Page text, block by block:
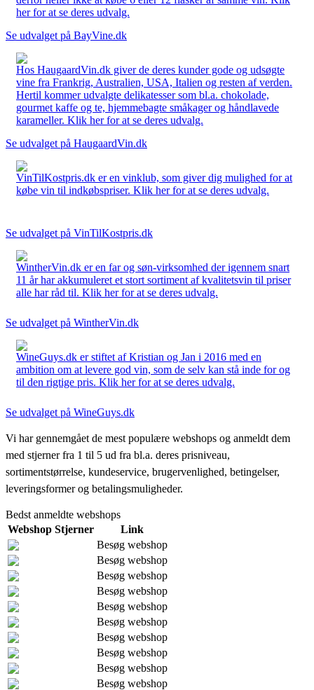
her for at se deres udvalg.
Se udvalget på BayVine.dk
Hos HaugaardVin.dk giver de deres kunder gode og udsøgte
vine fra Frankrig, Australien, USA, Italien og resten af verden.
Hertil kommer udvalgte delikatesser som bl.a. chokolade,
gourmet kaffe og te, hjemmebagte småkager og håndlavede
karameller. Klik her for at se deres udvalg.
Se udvalget på HaugaardVin.dk
VinTilKostpris.dk er en vinklub, som giver dig mulighed for at
købe vin til indkøbspriser. Klik her for at se deres udvalg.
Se udvalget på VinTilKostpris.dk
WintherVin.dk er en far og søn-virksomhed der igennem snart
11 år har akkumuleret et stort sortiment af kvalitetsvin til priser
alle har råd til. Klik her for at se deres udvalg.
Se udvalget på WintherVin.dk
WineGuys.dk er stiftet af Kristian og Jan i 2016 med en
ambition om at levere god vin, som de selv kan stå inde for og
til den rigtige pris. Klik her for at se deres udvalg.
Se udvalget på WineGuys.dk
Vi har gennemgået de mest populære webshops og anmeldt dem
med stjerner fra 1 til 5 ud fra bl.a. deres prisniveau,
sortimentstørrelse, kundeservice, brugervenlighed, betingelser,
leveringsformer og betalingsmuligheder.
Bedst anmeldte webshops
Webshop Stjerner
Link
Besøg webshop
Besøg webshop
Besøg webshop
Besøg webshop
Besøg webshop
Besøg webshop
Besøg webshop
Besøg webshop
Besøg webshop
Besøg webshop